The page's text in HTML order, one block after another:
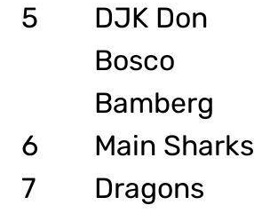
5
DJK Don
Bosco
Bamberg
6 Main Sharks
7
Dragons